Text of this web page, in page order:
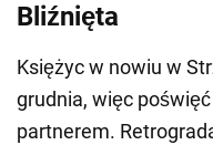
Bliźnięta
Księżyc w nowiu w
grudnia, więc
partnerem.